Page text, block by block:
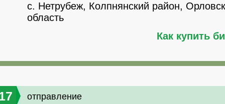
с. Нетрубеж, Колпнянский район,
область
Как купить
отправление